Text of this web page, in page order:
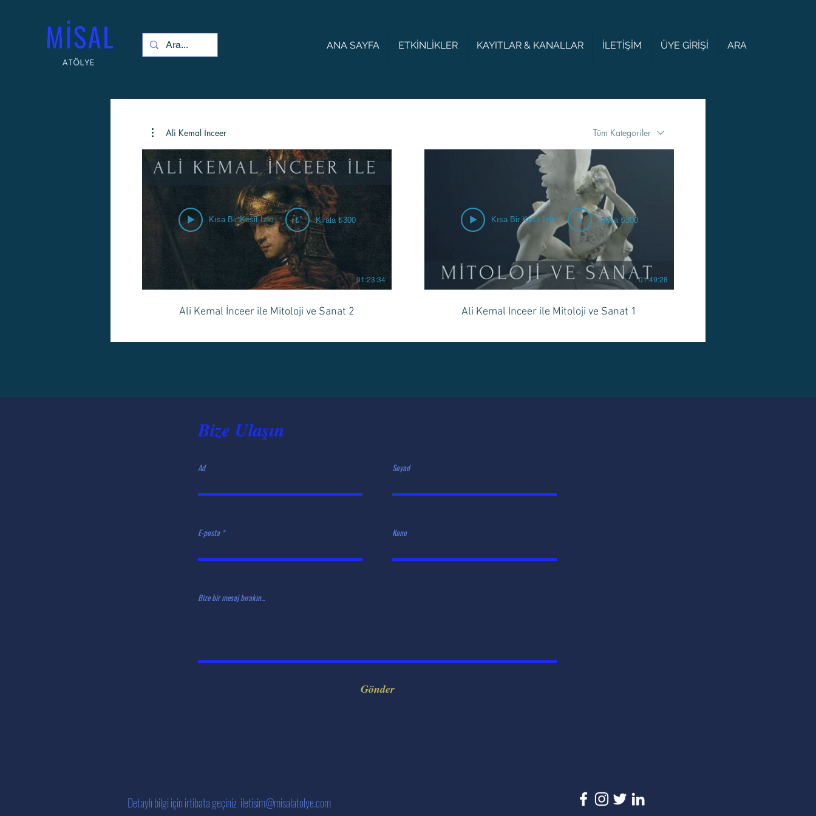
ANA SAYFA ETKİNLİKLER KAYITLAR & KANALLAR İLETİŞİM ÜYE GİRİŞİ ARA
Ali Kemal İnceer Tüm Kategoriler
Kısa Bir Kesit İzle ₺ Kirala ₺300
01:23:34
Ali Kemal İnceer ile Mitoloji ve Sanat 2
Kısa Bir Kesit İzle ₺ Kirala ₺300
01:49:28
Ali Kemal Inceer ile Mitoloji ve Sanat 1
MİSAL ATÖLYE
Bize Ulaşın
Ad Soyad
E-posta Konu
Bize bir mesaj bırakın...
Gönder
Detaylı bilgi için irtibata geçiniz iletisim@misalatolye.com